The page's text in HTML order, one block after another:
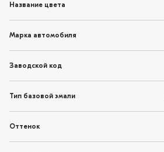
Название цвета
Марка автомобиля
Заводской код
Тип базовой эмали
Оттенок